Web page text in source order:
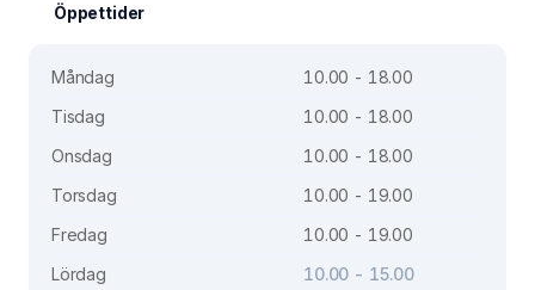
Öppettider
Måndag
10.00 - 18.00
Tisdag
10.00 - 18.00
Onsdag
10.00 - 18.00
Torsdag
10.00 - 19.00
Fredag
10.00 - 19.00
Lördag
10.00 - 15.00